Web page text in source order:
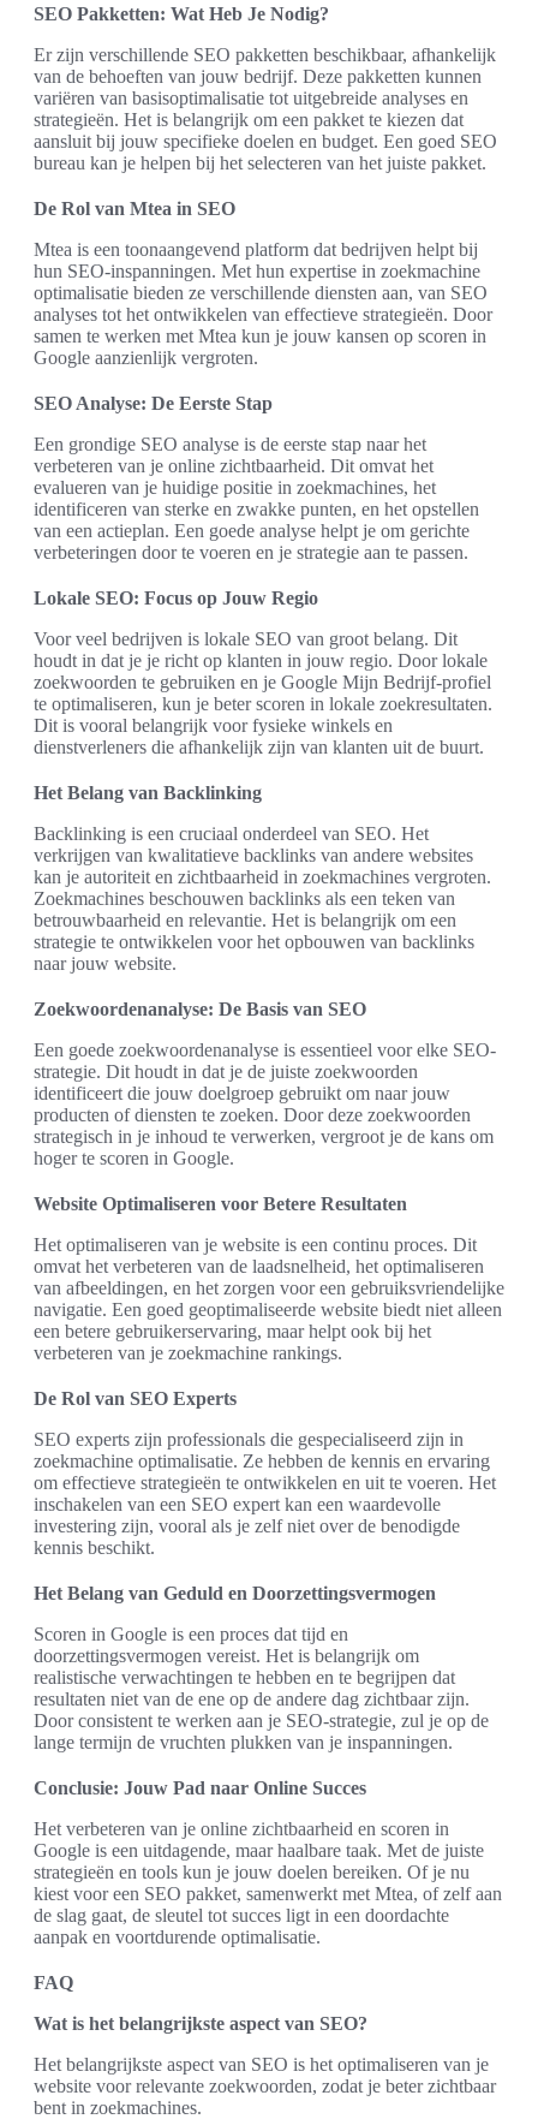
SEO Pakketten: Wat Heb Je Nodig?
Er zijn verschillende SEO pakketten beschikbaar, afhankelijk
van de behoeften van jouw bedrijf. Deze pakketten kunnen
variëren van basisoptimalisatie tot uitgebreide analyses en
strategieën. Het is belangrijk om een pakket te kiezen dat
aansluit bij jouw specifieke doelen en budget. Een goed SEO
bureau kan je helpen bij het selecteren van het juiste pakket.
De Rol van Mtea in SEO
Mtea is een toonaangevend platform dat bedrijven helpt bij
hun SEO-inspanningen. Met hun expertise in zoekmachine
optimalisatie bieden ze verschillende diensten aan, van SEO
analyses tot het ontwikkelen van effectieve strategieën. Door
samen te werken met Mtea kun je jouw kansen op scoren in
Google aanzienlijk vergroten.
SEO Analyse: De Eerste Stap
Een grondige SEO analyse is de eerste stap naar het
verbeteren van je online zichtbaarheid. Dit omvat het
evalueren van je huidige positie in zoekmachines, het
identificeren van sterke en zwakke punten, en het opstellen
van een actieplan. Een goede analyse helpt je om gerichte
verbeteringen door te voeren en je strategie aan te passen.
Lokale SEO: Focus op Jouw Regio
Voor veel bedrijven is lokale SEO van groot belang. Dit
houdt in dat je je richt op klanten in jouw regio. Door lokale
zoekwoorden te gebruiken en je Google Mijn Bedrijf-profiel
te optimaliseren, kun je beter scoren in lokale zoekresultaten.
Dit is vooral belangrijk voor fysieke winkels en
dienstverleners die afhankelijk zijn van klanten uit de buurt.
Het Belang van Backlinking
Backlinking is een cruciaal onderdeel van SEO. Het
verkrijgen van kwalitatieve backlinks van andere websites
kan je autoriteit en zichtbaarheid in zoekmachines vergroten.
Zoekmachines beschouwen backlinks als een teken van
betrouwbaarheid en relevantie. Het is belangrijk om een
strategie te ontwikkelen voor het opbouwen van backlinks
naar jouw website.
Zoekwoordenanalyse: De Basis van SEO
Een goede zoekwoordenanalyse is essentieel voor elke SEO-
strategie. Dit houdt in dat je de juiste zoekwoorden
identificeert die jouw doelgroep gebruikt om naar jouw
producten of diensten te zoeken. Door deze zoekwoorden
strategisch in je inhoud te verwerken, vergroot je de kans om
hoger te scoren in Google.
Website Optimaliseren voor Betere Resultaten
Het optimaliseren van je website is een continu proces. Dit
omvat het verbeteren van de laadsnelheid, het optimaliseren
van afbeeldingen, en het zorgen voor een gebruiksvriendelijke
navigatie. Een goed geoptimaliseerde website biedt niet alleen
een betere gebruikerservaring, maar helpt ook bij het
verbeteren van je zoekmachine rankings.
De Rol van SEO Experts
SEO experts zijn professionals die gespecialiseerd zijn in
zoekmachine optimalisatie. Ze hebben de kennis en ervaring
om effectieve strategieën te ontwikkelen en uit te voeren. Het
inschakelen van een SEO expert kan een waardevolle
investering zijn, vooral als je zelf niet over de benodigde
kennis beschikt.
Het Belang van Geduld en Doorzettingsvermogen
Scoren in Google is een proces dat tijd en
doorzettingsvermogen vereist. Het is belangrijk om
realistische verwachtingen te hebben en te begrijpen dat
resultaten niet van de ene op de andere dag zichtbaar zijn.
Door consistent te werken aan je SEO-strategie, zul je op de
lange termijn de vruchten plukken van je inspanningen.
Conclusie: Jouw Pad naar Online Succes
Het verbeteren van je online zichtbaarheid en scoren in
Google is een uitdagende, maar haalbare taak. Met de juiste
strategieën en tools kun je jouw doelen bereiken. Of je nu
kiest voor een SEO pakket, samenwerkt met Mtea, of zelf aan
de slag gaat, de sleutel tot succes ligt in een doordachte
aanpak en voortdurende optimalisatie.
FAQ
Wat is het belangrijkste aspect van SEO?
Het belangrijkste aspect van SEO is het optimaliseren van je
website voor relevante zoekwoorden, zodat je beter zichtbaar
bent in zoekmachines.